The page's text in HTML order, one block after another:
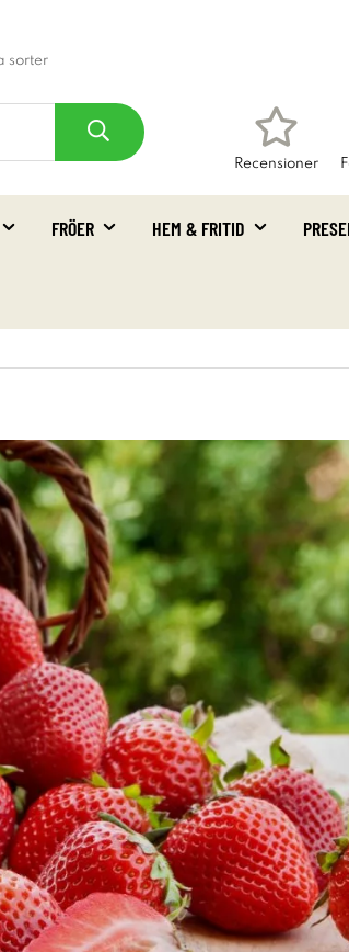
sorter
Recensioner
FRÖER HEM & FRITID